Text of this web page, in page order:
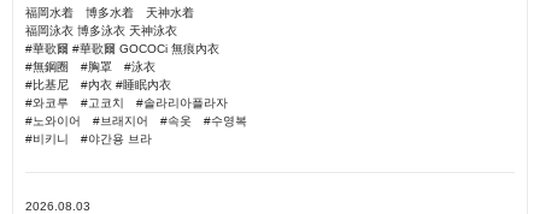
福岡水着 博多水着 天神水着
福岡泳衣 博多泳衣 天神泳衣
#華歌爾 #華歌爾 GOCOCi 無痕內衣
#無鋼圈 #胸罩 #泳衣
#比基尼 #內衣 #睡眠內衣
#와코루 #고코치 #솔라리아플라자
#노와이어 #브래지어 #속옷 #수영복
#비키니 #야간용 브라
2026.08.03